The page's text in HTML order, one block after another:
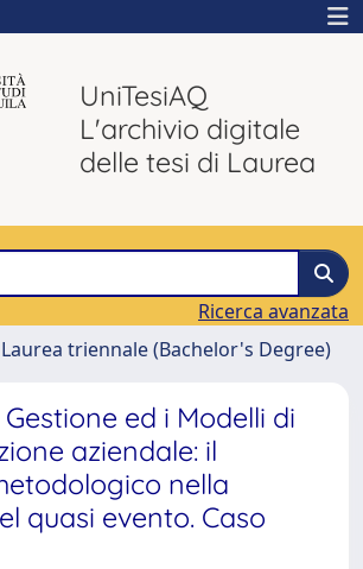
UniTesiAQ
L'archivio digitale
delle tesi di Laurea
Ricerca avanzata
Laurea triennale (Bachelor's Degree)
ed i Modelli di
aziendale: il
nella
quasi evento. Caso